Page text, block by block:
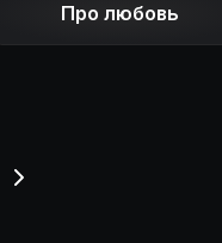
Про любовь